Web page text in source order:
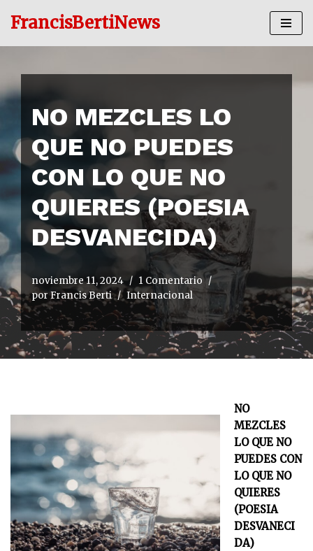
contenido
FrancisBertiNews
NO MEZCLES LO
QUE NO PUEDES
CON LO QUE NO
QUIERES (POESIA
DESVANECIDA)
noviembre 11, 2024
1 Comentario
porFrancis Berti Internacional
NO
MEZCLES
LO QUE NO
PUEDES CON
LO QUE NO
QUIERES
(POESIA
DESVANECI
DA)